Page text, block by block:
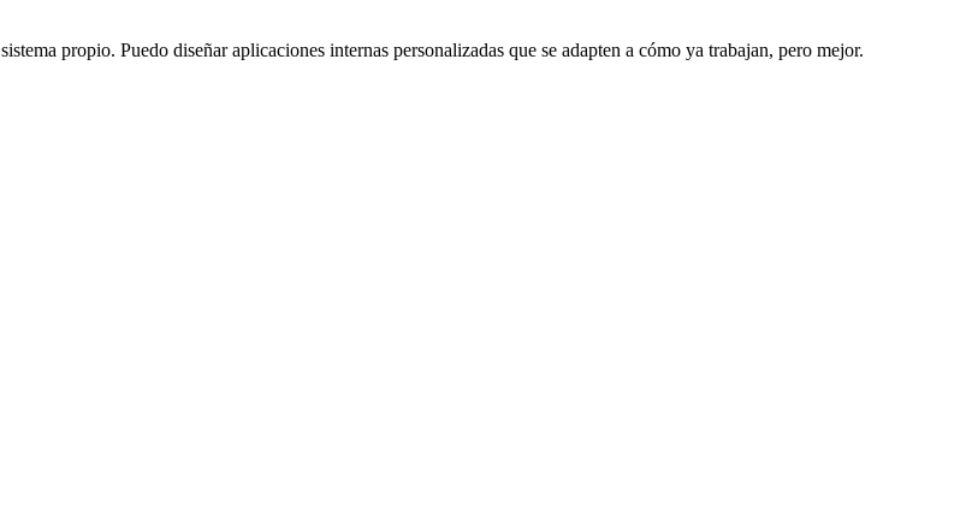
propio. Puedo diseñar aplicaciones internas personalizadas que se adapten a cómo ya trabajan, pero mejor.